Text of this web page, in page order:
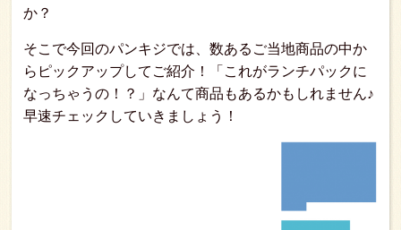
か？
そこで今回のパンキジでは、数あるご当地商品の中か
らピックアップしてご紹介！「これがランチパックに
なっちゃうの！？」なんて商品もあるかもしれません♪
早速チェックしていきましょう！